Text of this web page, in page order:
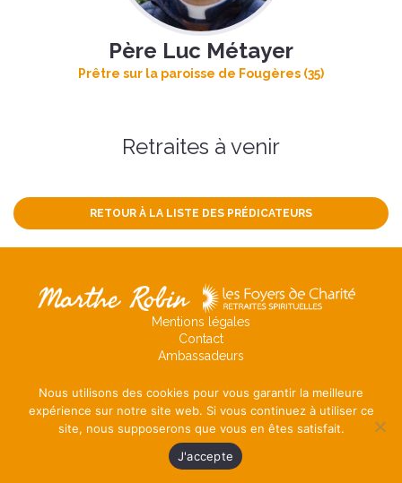
Père Luc Métayer
Prêtre sur la paroisse de Fougères (35)
Retraites à venir
RETOUR À LA LISTE DES PRÉDICATEURS
Mentions légales
Contact
Ambassadeurs
Nous utilisons des cookies pour vous garantir la meilleure
expérience sur notre site web. Si vous continuez à utiliser ce
site, nous supposerons que vous en êtes satisfait.
J'accepte